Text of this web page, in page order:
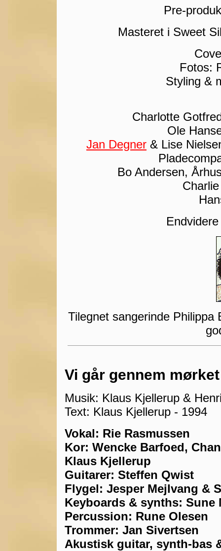
Pre-
Masteret i Sweet
Fotos:
Styling &
Charlotte
Ole
Jan Degner & Lise
Bo Andersen,
Tilegnet sangerinde Philippa
Vi går gennem mørket
Musik: Klaus Kjellerup &
Text: Klaus Kjellerup - 1994
Vokal: Rie Rasmussen
Kor: Wencke Barfoed,
Klaus Kjellerup
Guitarer: Steffen Qwist
Flygel: Jesper Mejlvang &
Keyboards & synths: Sune
Percussion: Rune Olesen
Trommer: Jan Sivertsen
Akustisk guitar, synth-bas